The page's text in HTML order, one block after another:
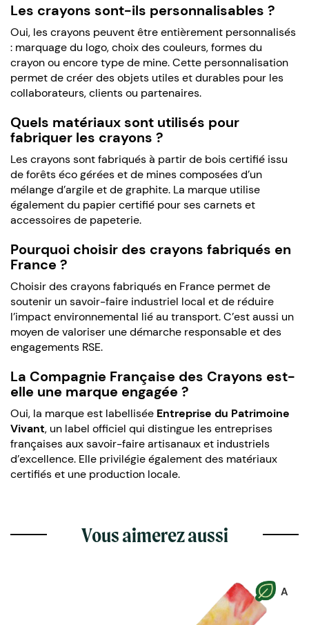
Les crayons sont-ils personnalisables ?
Oui, les crayons peuvent être entièrement personnalisés
: marquage du logo, choix des couleurs, formes du
crayon ou encore type de mine. Cette personnalisation
permet de créer des objets utiles et durables pour les
collaborateurs, clients ou partenaires.
Quels matériaux sont utilisés pour
fabriquer les crayons ?
Les crayons sont fabriqués à partir de bois certifié issu
de forêts éco gérées et de mines composées d’un
mélange d’argile et de graphite. La marque utilise
également du papier certifié pour ses carnets et
accessoires de papeterie.
Pourquoi choisir des crayons fabriqués en
France ?
Choisir des crayons fabriqués en France permet de
soutenir un savoir-faire industriel local et de réduire
l’impact environnemental lié au transport. C’est aussi un
moyen de valoriser une démarche responsable et des
engagements RSE.
La Compagnie Française des Crayons est-
elle une marque engagée ?
Oui, la marque est labellisée Entreprise du Patrimoine
Vivant, un label officiel qui distingue les entreprises
françaises aux savoir-faire artisanaux et industriels
d’excellence. Elle privilégie également des matériaux
certifiés et une production locale.
Vous aimerez aussi
A